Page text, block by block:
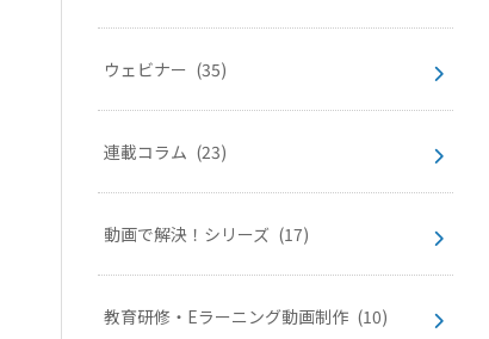
ウェビナー (35)
連載コラム (23)
動画で解決！シリーズ (17)
教育研修・Eラーニング動画制作 (10)